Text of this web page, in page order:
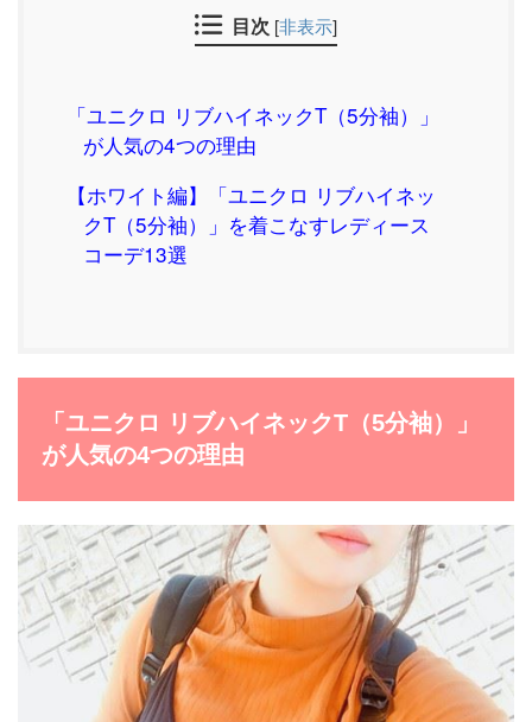
目次 [非表示]
「ユニクロ リブハイネックT（5分袖）」
が人気の4つの理由
【ホワイト編】「ユニクロ リブハイネッ
クT（5分袖）」を着こなすレディース
コーデ13選
「ユニクロ リブハイネックT（5分袖）」
が人気の4つの理由